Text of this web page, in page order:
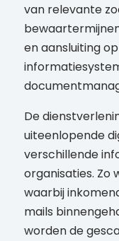
van relevante
en aansluiting
De
uiteenlopende
verschillende
organisaties. Zo
waarbij
mails
worden de